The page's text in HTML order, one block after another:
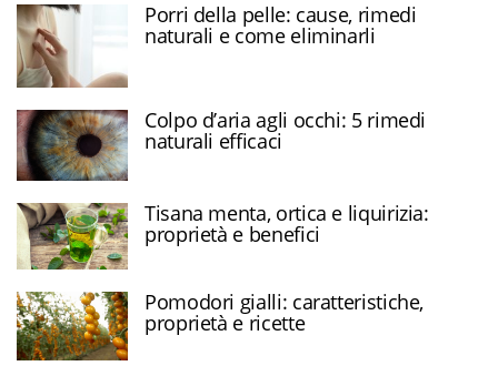
Porri della pelle: cause, rimedi
naturali e come eliminarli
Colpo d’aria agli occhi: 5 rimedi
naturali efficaci
Tisana menta, ortica e liquirizia:
proprietà e benefici
Pomodori gialli: caratteristiche,
proprietà e ricette